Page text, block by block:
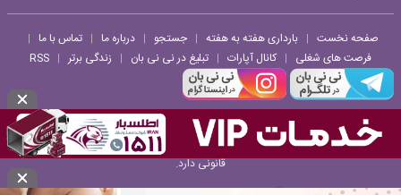
صفحه نخست | بارداری هفته به هفته | جستجو | درباره ما | تماس با ما |
فرصت های شغلی | کانال آپارات | تبلیغ در نی نی بان | زندگی برتر |
RSS
هرگونه استفاده از مطالب و تصاویر و ویدئوهای وب سایت نی نی بان حتی با ذکر منبع پیگرد
قانونی دارد.